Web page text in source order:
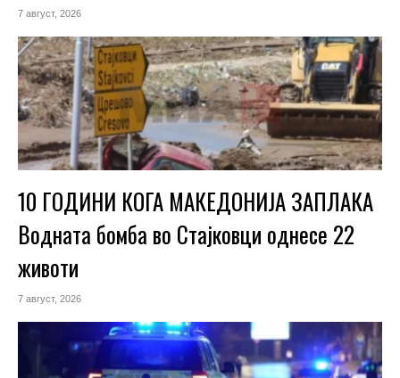
7 август, 2026
10 ГОДИНИ КОГА МАКЕДОНИЈА ЗАПЛАКА
Водната бомба во Стајковци однесе 22
животи
7 август, 2026